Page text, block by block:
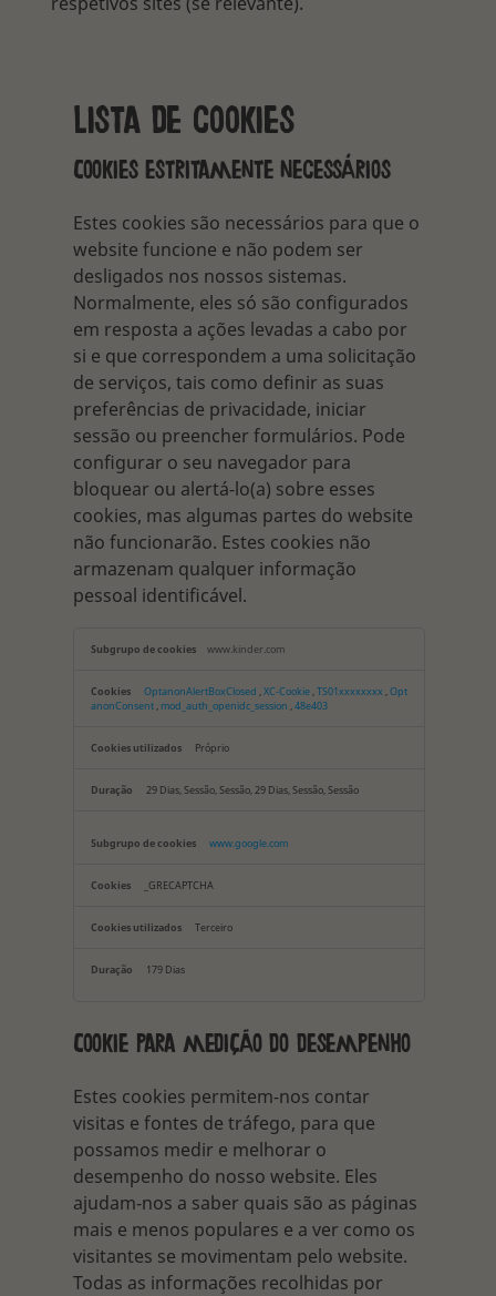
Lista de cookies
Cookies estritamente necessários
Estes cookies são necessários para que o
website funcione e não podem ser
desligados nos nossos sistemas.
Normalmente, eles só são configurados
em resposta a ações levadas a cabo por
si e que correspondem a uma solicitação
de serviços, tais como definir as suas
preferências de privacidade, iniciar
sessão ou preencher formulários. Pode
configurar o seu navegador para
bloquear ou alertá-lo(a) sobre esses
cookies, mas algumas partes do website
não funcionarão. Estes cookies não
armazenam qualquer informação
pessoal identificável.
estritamente
www.kinder.com
OptanonAlertBoxClosed ,XC-Cookie ,TS01xxxxxxxx ,Opt
anonConsent ,mod_auth_openidc_session ,48e403
Próprio
29 Dias, Sessão, Sessão, 29 Dias, Sessão, Sessão
www.google.com
_GRECAPTCHA
Terceiro
179 Dias
Cookie para medição do desempenho
Estes cookies permitem-nos contar
visitas e fontes de tráfego, para que
possamos medir e melhorar o
desempenho do nosso website. Eles
ajudam-nos a saber quais são as páginas
mais e menos populares e a ver como os
visitantes se movimentam pelo website.
Todas as informações recolhidas por